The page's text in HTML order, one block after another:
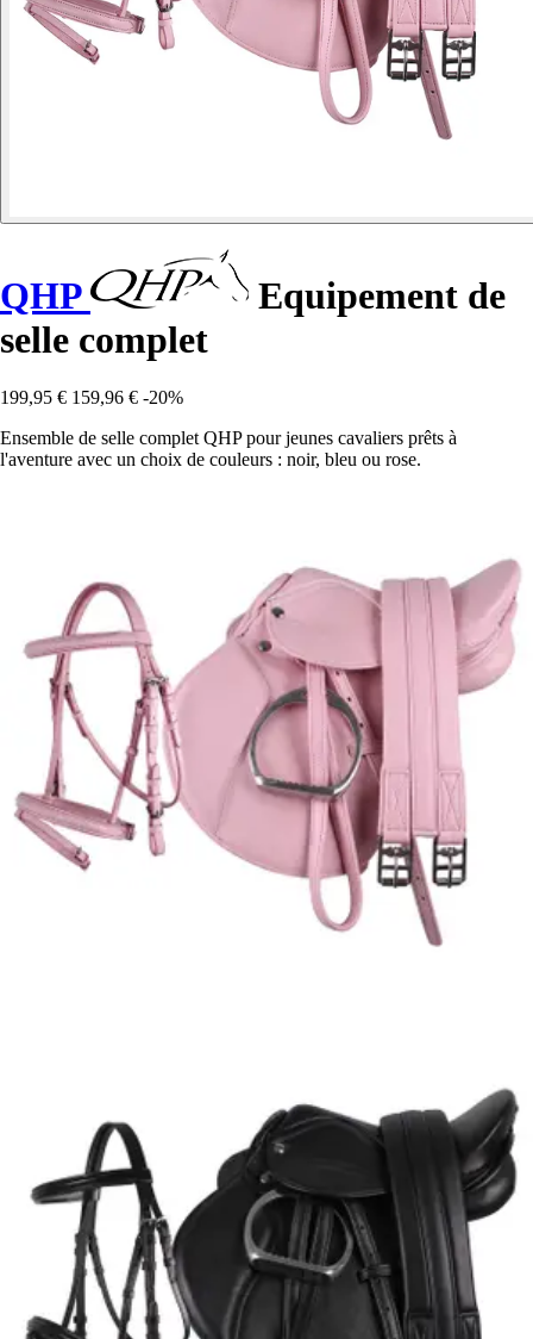
QHP
Equipement de
selle complet
199,95 € 159,96 € -20%
Ensemble de selle complet QHP pour jeunes cavaliers prêts à
l'aventure avec un choix de couleurs : noir, bleu ou rose.